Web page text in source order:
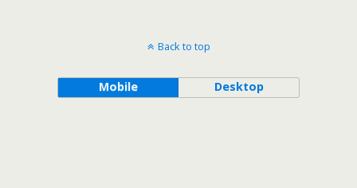
Back to top
Mobile Desktop